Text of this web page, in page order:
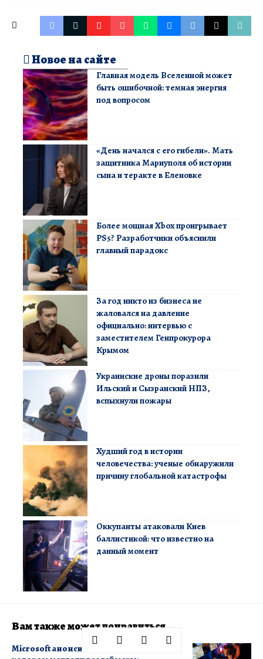
Новое на сайте
Главная модель Вселенной может
быть ошибочной: темная энергия
под вопросом
«День начался с его гибели». Мать
защитника Мариуполя об истории
сына и теракте в Еленовке
Более мощная Xbox проигрывает
PS5? Разработчики объяснили
главный парадокс
За год никто из бизнеса не
жаловался на давление
официально: интервью с
заместителем Генпрокурора
Крымом
Украинские дроны поразили
Ильский и Сызранский НПЗ,
вспыхнули пожары
Худший год в истории
человечества: ученые обнаружили
причину глобальной катастрофы
Оккупанты атаковали Киев
баллистикой: что известно на
данный момент
Вам также может понравиться
Microsoft анонсировала обновление, о